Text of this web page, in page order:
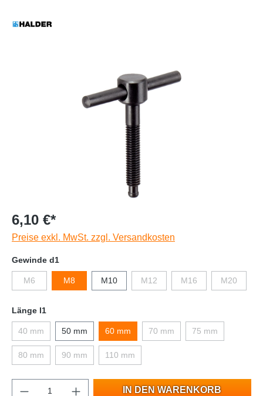
6,10 €*
Preise exkl. MwSt. zzgl. Versandkosten
Gewinde d1
M6 M8 M10 M12 M16 M20
Länge l1
40 mm 50 mm 60 mm 70 mm 75 mm
80 mm 90 mm 110 mm
IN DEN WARENKORB